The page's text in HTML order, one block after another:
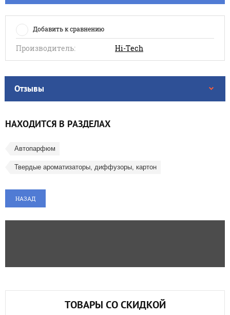
Добавить к сравнению
Производитель: Hi-Tech
Отзывы
НАХОДИТСЯ В РАЗДЕЛАХ
Автопарфюм
Твердые ароматизаторы, диффузоры, картон
НАЗАД
ТОВАРЫ СО СКИДКОЙ